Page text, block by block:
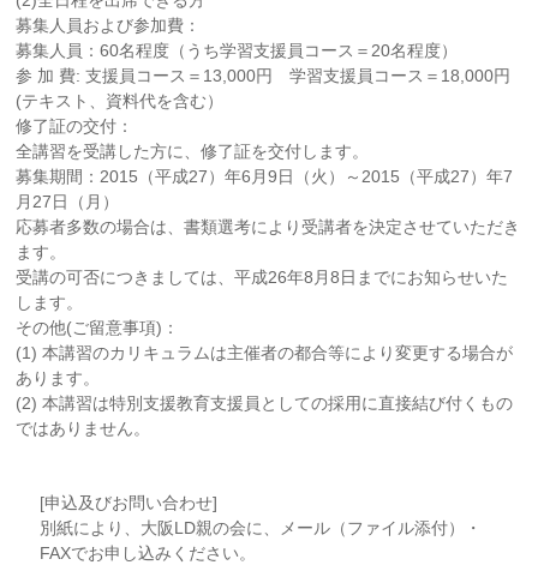
募集人員および参加費：
募集人員：60名程度（うち学習支援員コース＝20名程度）
参 加 費: 支援員コース＝13,000円 学習支援員コース＝18,000円
(テキスト、資料代を含む）
修了証の交付：
全講習を受講した方に、修了証を交付します。
募集期間：2015（平成27）年6月9日（火）～2015（平成27）年7
月27日（月）
応募者多数の場合は、書類選考により受講者を決定させていただき
ます。
受講の可否につきましては、平成26年8月8日までにお知らせいた
します。
その他(ご留意事項)：
(1) 本講習のカリキュラムは主催者の都合等により変更する場合が
あります。
(2) 本講習は特別支援教育支援員としての採用に直接結び付くもの
ではありません。
[申込及びお問い合わせ]
別紙により、大阪LD親の会に、メール（ファイル添付）・
FAXでお申し込みください。